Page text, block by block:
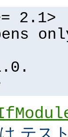
2.1>
テス